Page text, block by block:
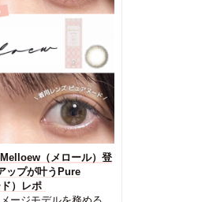
（メロール）登
ップが叶うPure
）レポ